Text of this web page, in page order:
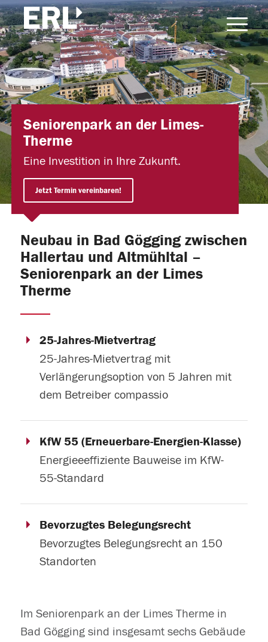
Seniorenpark an der Limes-
Therme
Eine Investition in Ihre Zukunft.
Jetzt Termin vereinbaren!
Neubau in Bad Gögging zwischen
Hallertau und Altmühltal –
Seniorenpark an der Limes
Therme
25-Jahres-Mietvertrag
25-Jahres-Mietvertrag mit
Verlängerungsoption von 5 Jahren mit
dem Betreiber compassio
KfW 55 (Erneuerbare-Energien-Klasse)
Energieeeffiziente Bauweise im KfW-
55-Standard
Bevorzugtes Belegungsrecht
Bevorzugtes Belegungsrecht an 150
Standorten
Im Seniorenpark an der Limes Therme in
Bad Gögging sind insgesamt sechs Gebäude